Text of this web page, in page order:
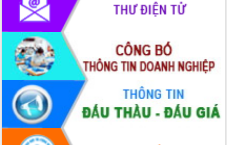
mặt Đoàn chuyên gia y tế TP. Hồ Chí
Minh
Lễ truy điệu và an táng hài cốt liệt sĩ
tại Nghĩa trang Liệt sĩ xã Sơn Hòa
Bàn giải pháp tháo gỡ khó khăn trong
xuất khẩu sầu riêng và triển khai quy
định EUDR
Thứ trưởng Bộ Nông nghiệp và Môi
trường Nguyễn Hoàng Hiệp khảo sát
vùng trồng và doanh nghiệp đóng gói
sầu riêng tại Đắk Lắk
Trình diễn nghệ thuật chế biến các
món ăn từ sầu riêng